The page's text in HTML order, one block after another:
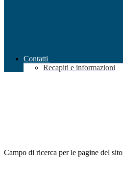
Contatti
Recapiti e informazioni
Campo di ricerca per le pagine del sito